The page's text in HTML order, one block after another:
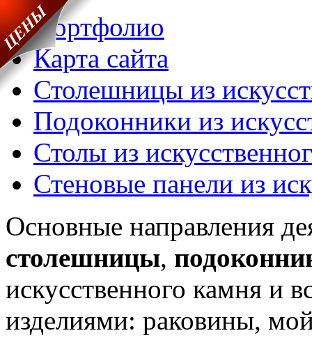
Портфолио
Карта сайта
Столешницы из
Подоконники из
Столы из
Стеновые панели из
Основные направления
столешницы,
искусственного камня и
изделиями: раковины,